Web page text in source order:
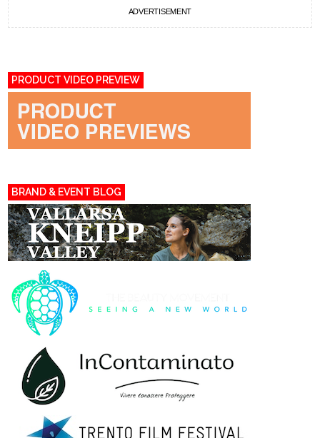
ADVERTISEMENT
PRODUCT VIDEO PREVIEW
BRAND & EVENT BLOG